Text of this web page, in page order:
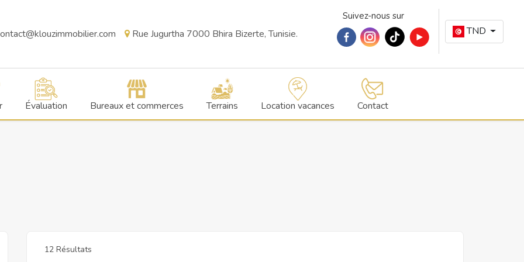
Rue Jugurtha 7000 Bhira Bizerte, Tunisie.
Suivez-nous sur
TND
Évaluation Bureaux et commerces Terrains Location vacances Contact
12 Résultats